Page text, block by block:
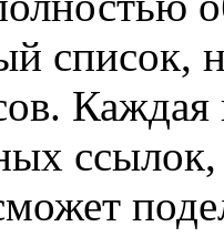
список,